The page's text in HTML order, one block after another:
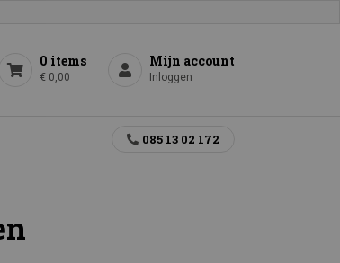
0 items
€ 0,00
Mijn account
Inloggen
085 13 02 172